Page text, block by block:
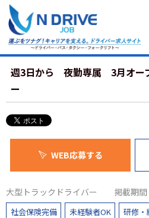
週3日から 夜勤専属 3月オー
ー
WEB応募する
大型トラックドライバー 掲載期
社会保険完備 未経験者OK 研修・